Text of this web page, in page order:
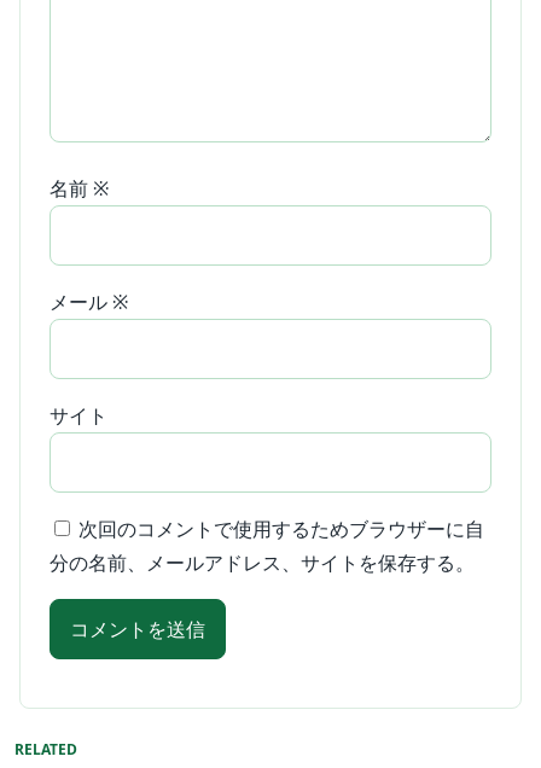
名前 ※
メール ※
サイト
次回のコメントで使用するためブラウザーに自
分の名前、メールアドレス、サイトを保存する。
RELATED